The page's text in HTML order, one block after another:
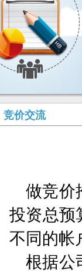
竞价交流
做竞价
投资总预
不同的帐
根据公